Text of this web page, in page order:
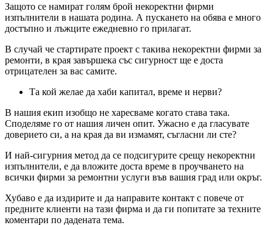
Защото се намират голям брой некоректни фирми
изпълнители в нашата родина. А пускането на обява е много
достъпно и лъжците ежедневно го прилагат.
В случай че стартирате проект с такива некоректни фирми за
ремонти, в края завършека със сигурност ще е доста
отрицателен за вас самите.
Та кой желае да хаби капитал, време и нерви?
В нашия екип изобщо не харесваме когато става така.
Споделяме го от нашия личен опит. Ужасно е да гласувате
доверието си, а на края да ви измамят, съгласни ли сте?
И най-сигурния метод да се подсигурите срещу некоректни
изпълнители, е да вложите доста време в проучването на
всички фирми за ремонтни услуги във вашия град или окръг.
Хубаво е да издирите и да направите контакт с повече от
предните клиенти на тази фирма и да ги попитате за техните
коментари по дадената тема.